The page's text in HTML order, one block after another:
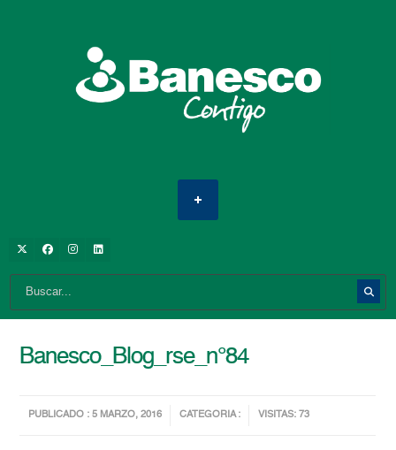
Banesco_Blog_rse_n°84
PUBLICADO : 5 MARZO, 2016 CATEGORIA : VISITAS: 73